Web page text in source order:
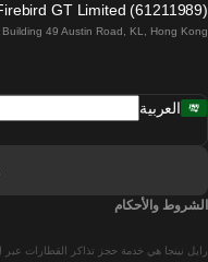
قطارات
GT Limited (61211989)
Building 49 Austin Road, KL, Hong Kong
رايل نينجا هي خدمة حجز تذاكر القطارات عبر
العربية
الشروط والأحكام